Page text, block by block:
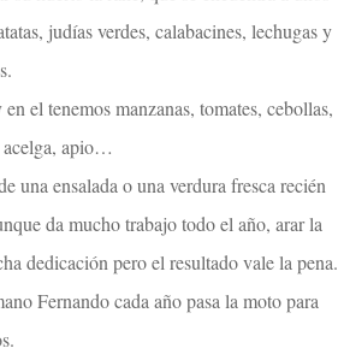
judías verdes, calabacines, lechugas y
el tenemos manzanas, tomates, cebollas,
acelga, apio…
una ensalada o una verdura fresca recién
da mucho trabajo todo el año, arar la
dedicación pero el resultado vale la pena.
Fernando cada año pasa la moto para